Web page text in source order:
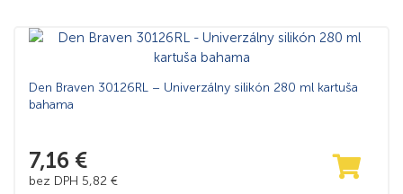
Den Braven 30126RL – Univerzálny silikón 280 ml kartuša
bahama
7,16 €
bez DPH 5,82 €